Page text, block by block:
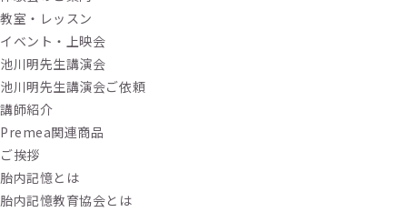
教室・レッスン
イベント・上映会
池川明先生講演会
池川明先生講演会ご依頼
講師紹介
Premea関連商品
ご挨拶
胎内記憶とは
胎内記憶教育協会とは